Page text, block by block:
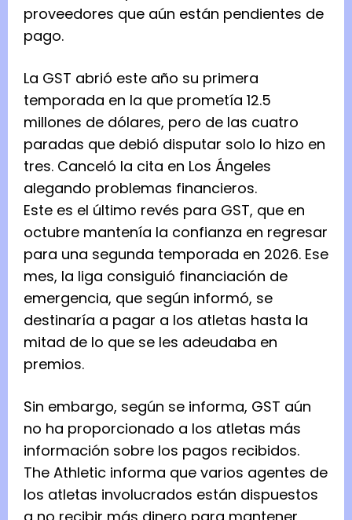
proveedores que aún están pendientes de
pago.
La GST abrió este año su primera
temporada en la que prometía 12.5
millones de dólares, pero de las cuatro
paradas que debió disputar solo lo hizo en
tres. Canceló la cita en Los Ángeles
alegando problemas financieros.
Este es el último revés para GST, que en
octubre mantenía la confianza en regresar
para una segunda temporada en 2026. Ese
mes, la liga consiguió financiación de
emergencia, que según informó, se
destinaría a pagar a los atletas hasta la
mitad de lo que se les adeudaba en
premios.
Sin embargo, según se informa, GST aún
no ha proporcionado a los atletas más
información sobre los pagos recibidos.
The Athletic informa que varios agentes de
los atletas involucrados están dispuestos